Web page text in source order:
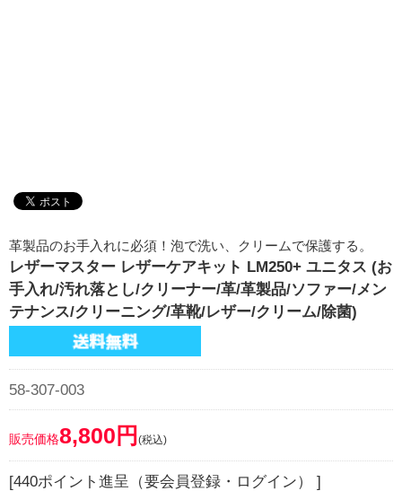
革製品のお手入れに必須！泡で洗い、クリームで保護する。
レザーマスター レザーケアキット LM250+ ユニタス (お
手入れ/汚れ落とし/クリーナー/革/革製品/ソファー/メン
テナンス/クリーニング/革靴/レザー/クリーム/除菌)
58-307-003
販売価格8,800円 (税込)
[440ポイント進呈（要会員登録・ログイン） ]